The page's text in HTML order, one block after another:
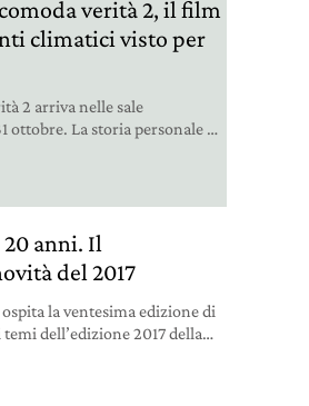
verità 2, il film
climatici visto per
2 arriva nelle sale
ottobre. La storia personale di
anni. Il
del 2017
la ventesima edizione di
dell’edizione 2017 della